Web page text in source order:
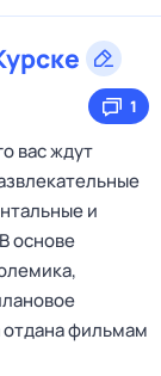
1
вас ждут
и
основе
отдана фильмам